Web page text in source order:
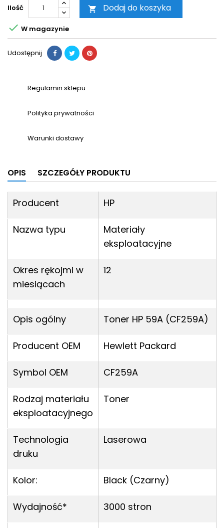
Ilość  Dodaj do koszyka
 W magazynie
Udostępnij
Regulamin sklepu
Polityka prywatności
Warunki dostawy
OPIS SZCZEGÓŁY PRODUKTU
Producent HP
Nazwa typu
Materiały
eksploatacyjne
Okres rękojmi w
miesiącach
12
Opis ogólny Toner HP 59A (CF259A)
Producent OEM Hewlett Packard
Symbol OEM CF259A
Rodzaj materiału
eksploatacyjnego
Toner
Technologia
druku
Laserowa
Kolor: Black (Czarny)
Wydajność* 3000 stron